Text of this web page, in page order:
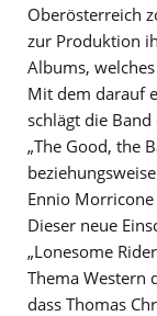
Oberösterreich
zur Produktion
Albums,
Mit dem darauf
schlägt die
„The Good, the
Ennio
Dieser neue
„Lonesome
Thema Western
dass Thomas